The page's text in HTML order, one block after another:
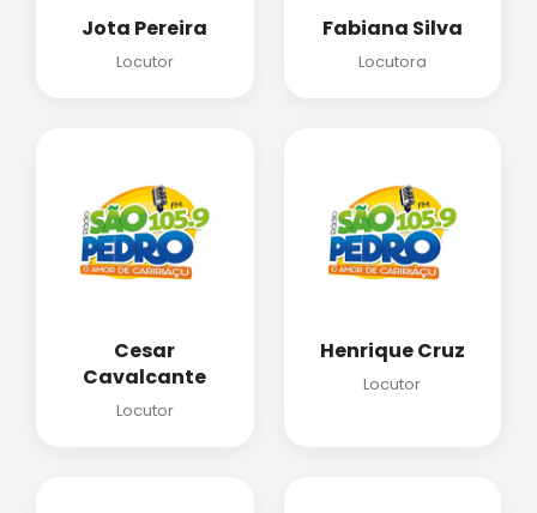
Jota Pereira
Locutor
Fabiana Silva
Locutora
Cesar
Cavalcante
Locutor
Henrique Cruz
Locutor